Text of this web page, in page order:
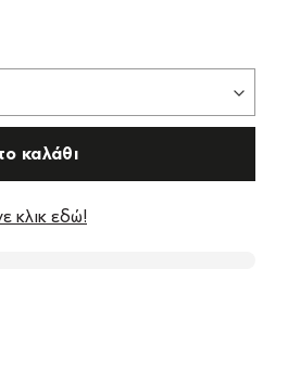
καλάθι
κλικ εδώ!